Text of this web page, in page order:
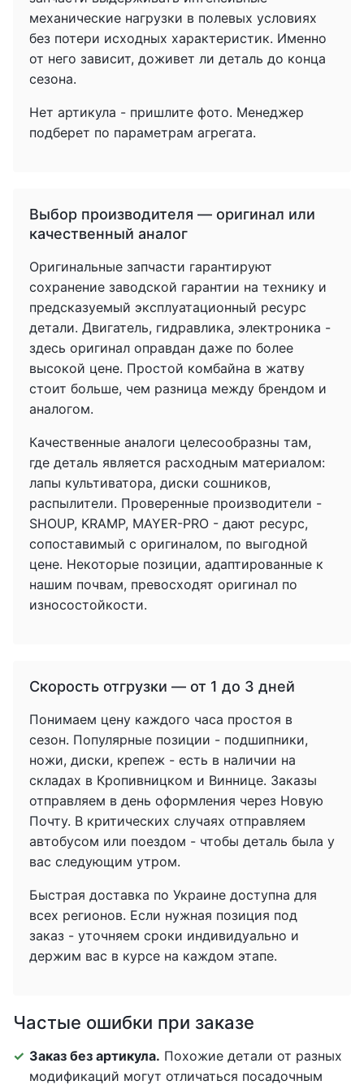
механические нагрузки в полевых условиях
без потери исходных характеристик. Именно
от него зависит, доживет ли деталь до конца
сезона.
Нет артикула - пришлите фото. Менеджер
подберет по параметрам агрегата.
Выбор производителя — оригинал или
качественный аналог
Оригинальные запчасти гарантируют
сохранение заводской гарантии на технику и
предсказуемый эксплуатационный ресурс
детали. Двигатель, гидравлика, электроника -
здесь оригинал оправдан даже по более
высокой цене. Простой комбайна в жатву
стоит больше, чем разница между брендом и
аналогом.
Качественные аналоги целесообразны там,
где деталь является расходным материалом:
лапы культиватора, диски сошников,
распылители. Проверенные производители -
SHOUP, KRAMP, MAYER-PRO - дают ресурс,
сопоставимый с оригиналом, по выгодной
цене. Некоторые позиции, адаптированные к
нашим почвам, превосходят оригинал по
износостойкости.
Скорость отгрузки — от 1 до 3 дней
Понимаем цену каждого часа простоя в
сезон. Популярные позиции - подшипники,
ножи, диски, крепеж - есть в наличии на
складах в Кропивницком и Виннице. Заказы
отправляем в день оформления через Новую
Почту. В критических случаях отправляем
автобусом или поездом - чтобы деталь была у
вас следующим утром.
Быстрая доставка по Украине доступна для
всех регионов. Если нужная позиция под
заказ - уточняем сроки индивидуально и
держим вас в курсе на каждом этапе.
Частые ошибки при заказе
Заказ без артикула. Похожие детали от разных
модификаций могут отличаться посадочным